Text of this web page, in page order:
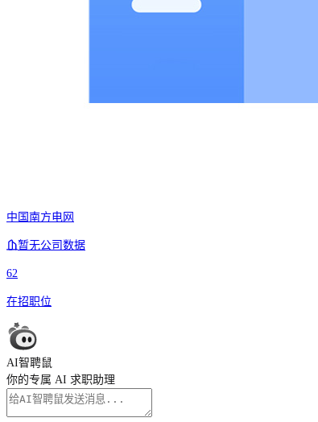
中国南方电网
暂无公司数据
62
在招职位
AI智聘鼠
你的专属 AI 求职助理